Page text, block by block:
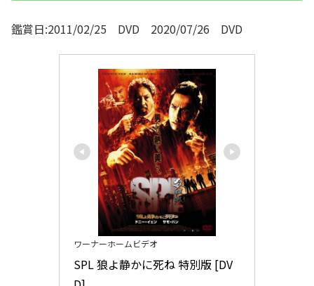
鑑賞日:2011/02/25 DVD 2020/07/26 DVD
ワーナーホームビデオ
SPL 狼よ静かに死ね 特別版 [DV